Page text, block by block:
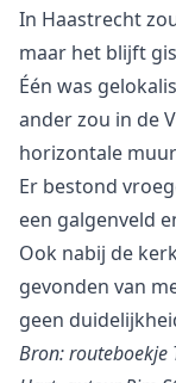
In Haastrecht
maar het blijft
Één was
ander zou in de
horizontale
Er bestond
een galgenveld
Ook nabij de
gevonden van
geen
Bron: routeboekje